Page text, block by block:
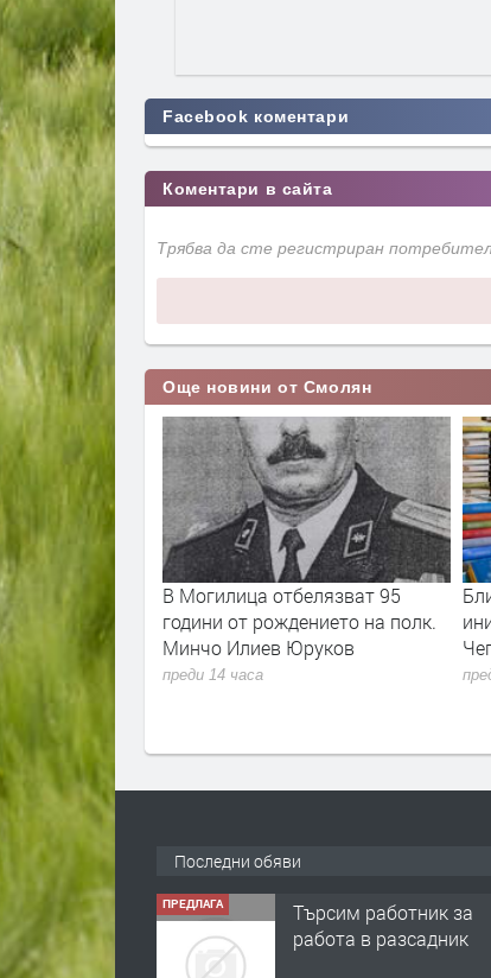
Facebook коментари
Коментари в сайта
Трябва да сте регистриран
Още новини от Смолян
на 17
В Могилица отбелязват 95
години от рождението на полк.
Минчо Илиев Юруков
преди 14 часа
Последни обяви
ПРЕДЛАГА
Търсим работник за
работа в разсадник